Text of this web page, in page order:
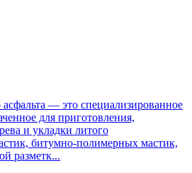
асфальта — это специализированное
для приготовления,
и укладки литого
битумно-полимерных мастик,
разметк...